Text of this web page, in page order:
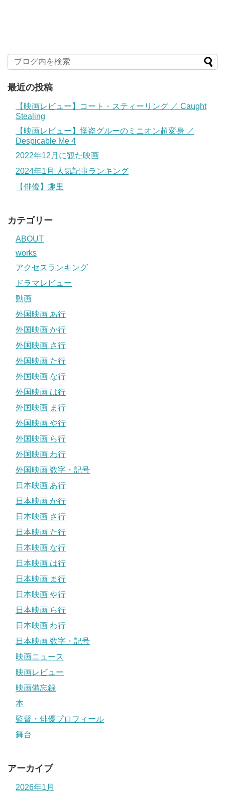
最近の投稿
【映画レビュー】コート・スティーリング ／ Caught
Stealing
【映画レビュー】怪盗グルーのミニオン超変身 ／
Despicable Me 4
2022年12月に観た映画
2024年1月 人気記事ランキング
【俳優】趣里
カテゴリー
ABOUT
works
アクセスランキング
ドラマレビュー
動画
外国映画 あ行
外国映画 か行
外国映画 さ行
外国映画 た行
外国映画 な行
外国映画 は行
外国映画 ま行
外国映画 や行
外国映画 ら行
外国映画 わ行
外国映画 数字・記号
日本映画 あ行
日本映画 か行
日本映画 さ行
日本映画 た行
日本映画 な行
日本映画 は行
日本映画 ま行
日本映画 や行
日本映画 ら行
日本映画 わ行
日本映画 数字・記号
映画ニュース
映画レビュー
映画備忘録
本
監督・俳優プロフィール
舞台
アーカイブ
2026年1月